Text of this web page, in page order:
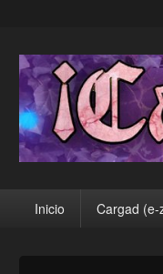
¡Cargad!
principalInicio Cargad (e-